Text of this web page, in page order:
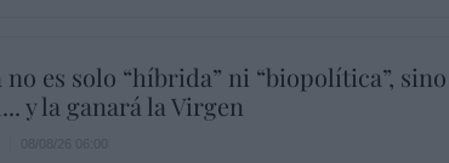
no es solo “híbrida” ni “biopolítica”, sino
y la ganará la Virgen